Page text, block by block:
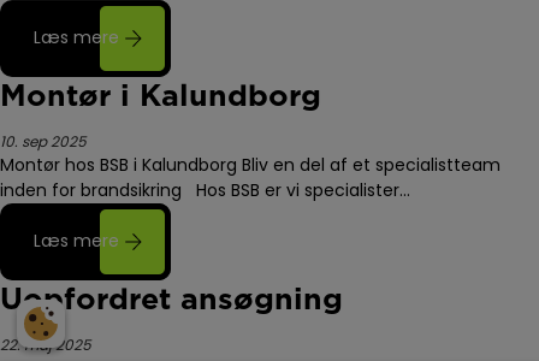
Læs mere
Montør i Kalundborg
10. sep 2025
Montør hos BSB i Kalundborg Bliv en del af et specialistteam
inden for brandsikring Hos BSB er vi specialister…
Læs mere
Uopfordret ansøgning
22. maj 2025